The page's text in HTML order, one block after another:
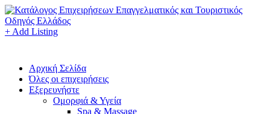
+ Add Listing
Αρχική Σελίδα
Όλες οι επιχειρήσεις
Εξερευνήστε
Ομορφιά & Υγεία
Spa & Massage